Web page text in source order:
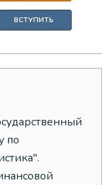
ВСТУПИТЬ
по